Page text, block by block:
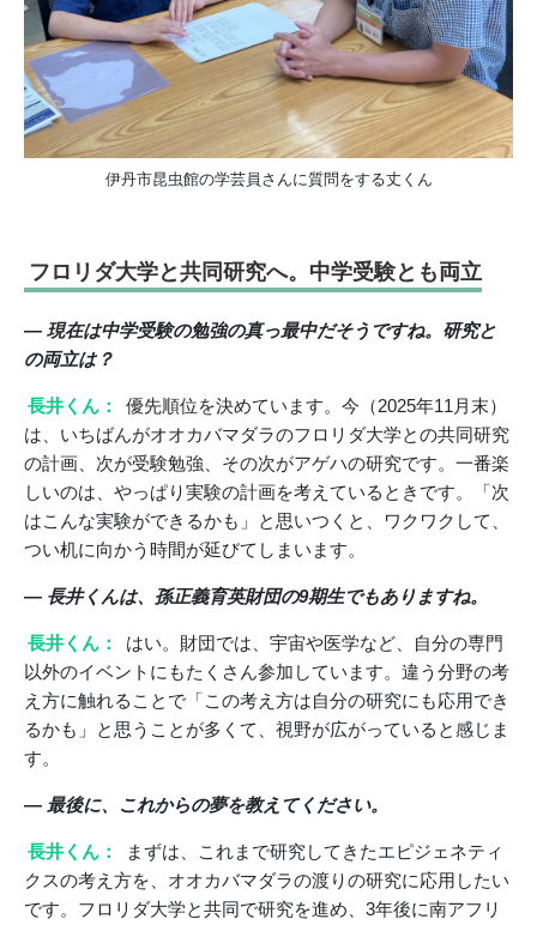
伊丹市昆虫館の学芸員さんに質問をする丈くん
フロリダ大学と共同研究へ。中学受験とも両立
― 現在は中学受験の勉強の真っ最中だそうですね。研究と
の両立は？
長井くん：
優先順位を決めています。今（2025年11月末）
は、いちばんがオオカバマダラのフロリダ大学との共同研究
の計画、次が受験勉強、その次がアゲハの研究です。一番楽
しいのは、やっぱり実験の計画を考えているときです。「次
はこんな実験ができるかも」と思いつくと、ワクワクして、
つい机に向かう時間が延びてしまいます。
― 長井くんは、孫正義育英財団の9期生でもありますね。
長井くん：
はい。財団では、宇宙や医学など、自分の専門
以外のイベントにもたくさん参加しています。違う分野の考
え方に触れることで「この考え方は自分の研究にも応用でき
るかも」と思うことが多くて、視野が広がっていると感じま
す。
― 最後に、これからの夢を教えてください。
長井くん：
まずは、これまで研究してきたエピジェネティ
クスの考え方を、オオカバマダラの渡りの研究に応用したい
です。フロリダ大学と共同で研究を進め、3年後に南アフリ